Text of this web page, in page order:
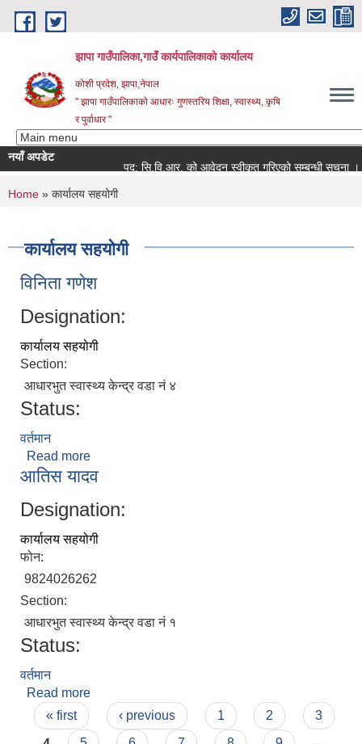
Skip to main content
झापा गाउँपालिका,गाउँ कार्यपालिकाको कार्यालय
कोशी प्रदेश, झापा,नेपाल
" झापा गाउँपालिकाको आधारः गुणस्तरिय शिक्षा, स्वास्थ्य, कृषि
र पुर्वाधार "
नयाँ अपडेट
पद: सि.वि.आर. को आवेदन स्वीकृत गरिएको सम्बन्धी सूचना ।।
You are here
Home » कार्यालय सहयोगी
कार्यालय सहयोगी
विनिता गणेश
Designation:
कार्यालय सहयोगी
Section:
आधारभुत स्वास्थ्य केन्द्र वडा नं ४
Status:
वर्तमान
Read more
आतिस यादव
Designation:
कार्यालय सहयोगी
फोन:
9824026262
Section:
आधारभुत स्वास्थ्य केन्द्र वडा नं १
Status:
वर्तमान
Read more
Pages
« first ‹ previous 1 2
3